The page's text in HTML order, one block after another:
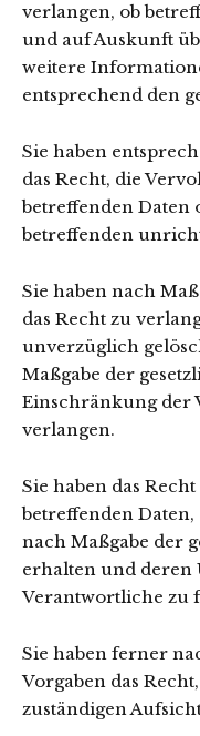
verlangen, ob
und auf Auskunft
weitere
entsprechend den
Sie haben
das Recht, die
betreffenden Daten
betreffenden
Sie haben nach
das Recht zu
unverzüglich
Maßgabe der
Einschränkung der
verlangen.
Sie haben das
betreffenden Daten,
nach Maßgabe der
erhalten und deren
Verantwortliche zu
Sie haben ferner
Vorgaben das
zuständigen